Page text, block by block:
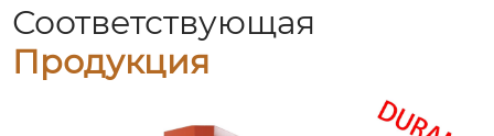
Соответствующая
Продукция